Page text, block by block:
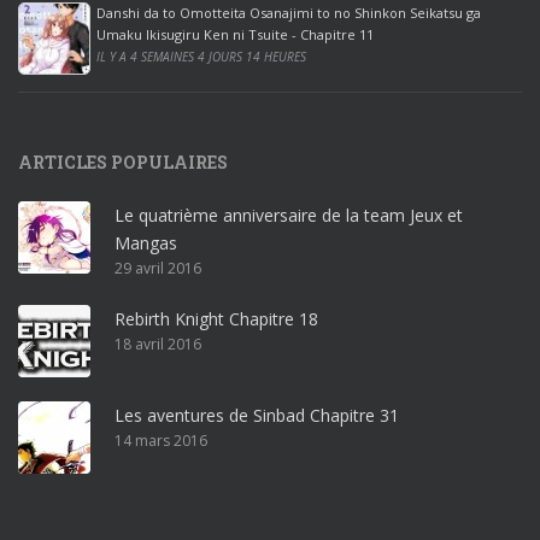
2
0
1
r
o
ff
i
c
e
3
r
Danshi da to Omotteita Osanajimi to no Shinkon Seikatsu ga
Umaku Ikisugiru Ken ni Tsuite - Chapitre 11
IL Y A 4 SEMAINES 4 JOURS 14 HEURES
ARTICLES POPULAIRES
Le quatrième anniversaire de la team Jeux et
Mangas
29 avril 2016
Rebirth Knight Chapitre 18
18 avril 2016
Les aventures de Sinbad Chapitre 31
14 mars 2016